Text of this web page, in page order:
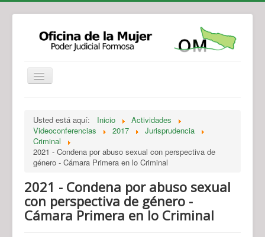
Legislación
Novedades
Recursos y Servicios de Atención
Usted está aquí: Inicio
Actividades
Videoconferencias
2017
Jurisprudencia
Criminal
2021 - Condena por abuso sexual con perspectiva de
género - Cámara Primera en lo Criminal
2021 - Condena por abuso sexual
con perspectiva de género -
Cámara Primera en lo Criminal